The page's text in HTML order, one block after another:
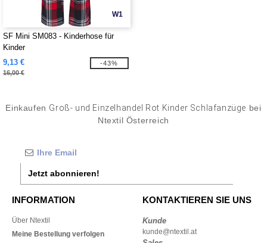
W1
SF Mini SM083 - Kinderhose für
Kinder
9,13 €
16,00 €
-43%
Einkaufen Groß- und Einzelhandel Rot Kinder Schlafanzüge bei
Ntextil Österreich
Jetzt abonnieren!
INFORMATION
Über Ntextil
Meine Bestellung verfolgen
KONTAKTIEREN SIE UNS
Kunde
kunde@ntextil.at